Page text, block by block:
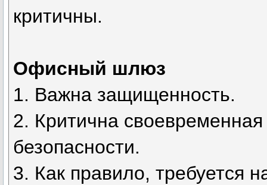
критичны.
Офисный шлюз
1. Важна защищенность.
2. Критична
безопасности.
3. Как правило, требуется